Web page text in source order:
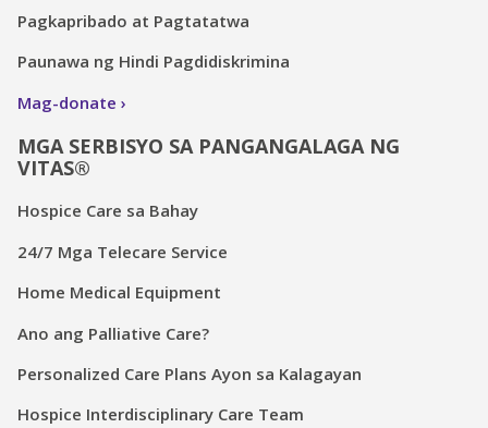
Pagkapribado at Pagtatatwa
Paunawa ng Hindi Pagdidiskrimina
Mag-donate
MGA SERBISYO SA PANGANGALAGA NG
VITAS®
Hospice Care sa Bahay
24/7 Mga Telecare Service
Home Medical Equipment
Ano ang Palliative Care?
Personalized Care Plans Ayon sa Kalagayan
Hospice Interdisciplinary Care Team